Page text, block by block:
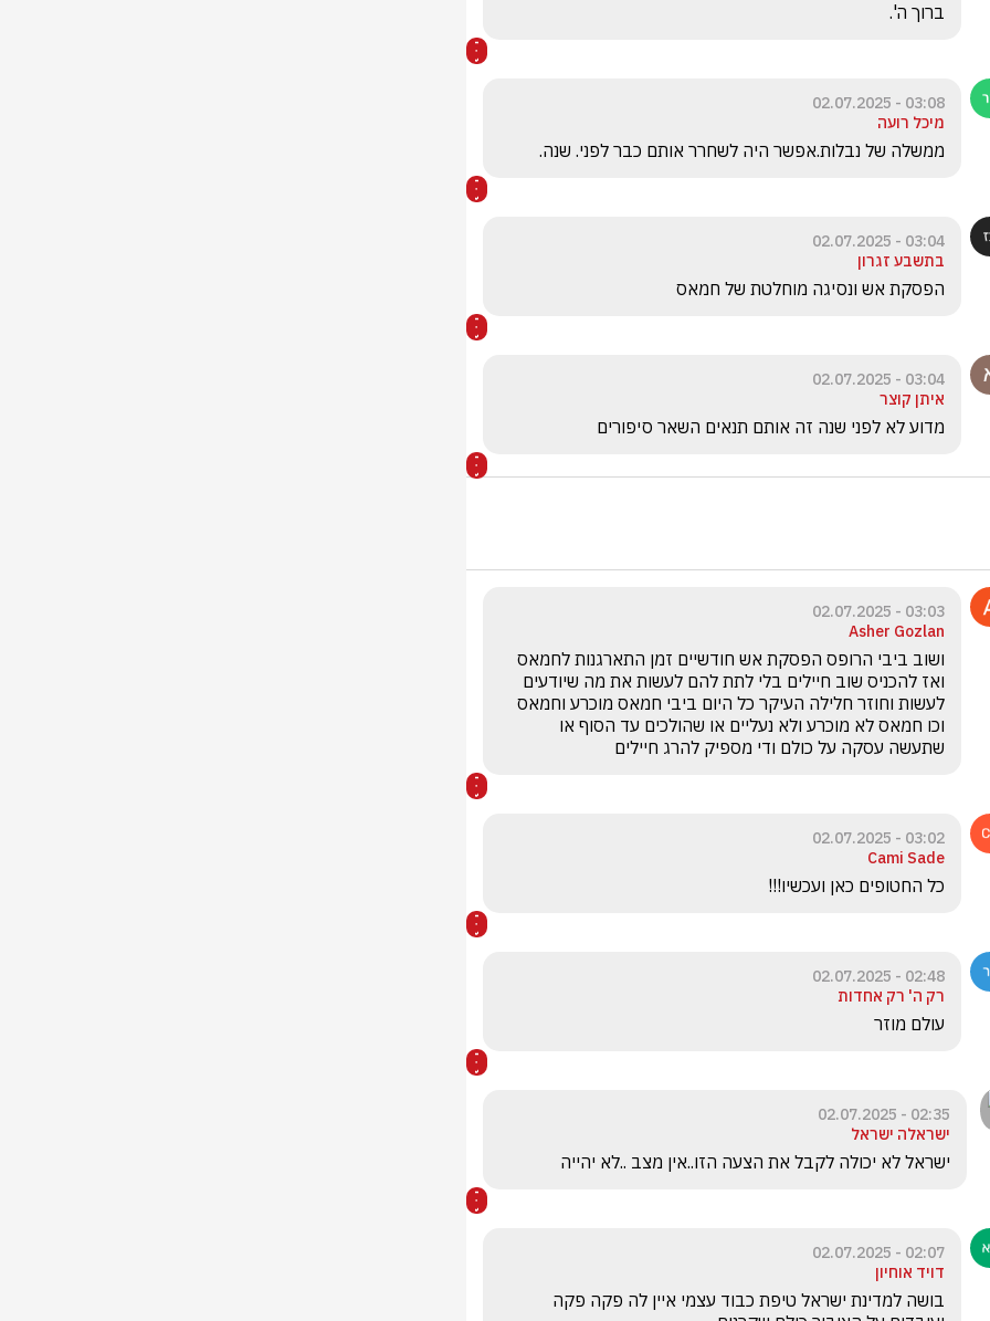
ברוך ה'.
03:08 - 02.07.2025
מיכל רועה
ממשלה של נבלות.אפשר היה לשחרר אותם כבר לפני. שנה.
03:04 - 02.07.2025
בתשבע זגרון
הפסקת אש ונסיגה מוחלטת של חמאס
03:04 - 02.07.2025
איתן קוצר
מדוע לא לפני שנה זה אותם תנאים השאר סיפורים
03:03 - 02.07.2025
Asher Gozlan
שתעשה עסקה על כולם ודי מספיק להרג חיילים
03:02 - 02.07.2025
Cami Sade
כל החטופים כאן ועכשיו!!!
02:48 - 02.07.2025
רק ה' רק אחדות
עולם מוזר
02:35 - 02.07.2025
ישראלה ישראל
ישראל לא יכולה לקבל את הצעה הזו..אין מצב ..לא יהייה
02:07 - 02.07.2025
דויד אוחיון